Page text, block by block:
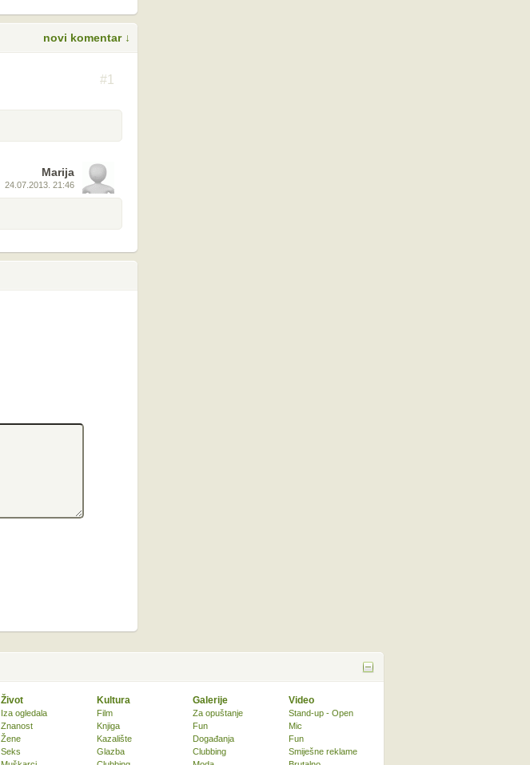
novi komentar ↓
#1
Marija
24.07.2013. 21:46
Život
Iza ogledala
Znanost
Žene
Seks
Kultura
Film
Knjiga
Kazalište
Glazba
Galerije
Za opuštanje
Fun
Događanja
Clubbing
Video
Stand-up - Open
Mic
Fun
Smiješne reklame